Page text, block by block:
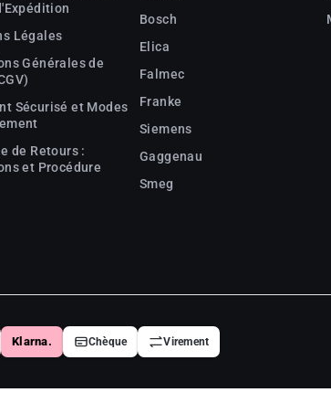
Légales
Générales de
Sécurisé et Modes
de Retours :
et Procédure
Bosch
Elica
Falmec
Franke
Siemens
Gaggenau
Smeg
Klarna. Chèque Virement